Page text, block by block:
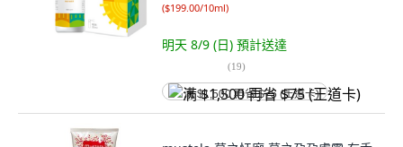
($199.00/10ml)
明天 8/9 (日) 預計送達
(19)
满 $1,500 再省 $75 (王道卡)